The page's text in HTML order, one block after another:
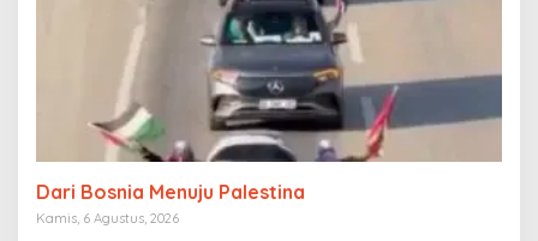
Dari Bosnia Menuju Palestina
Kamis, 6 Agustus, 2026